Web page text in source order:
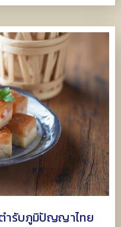
ตำรับภูมิปัญญาไทย